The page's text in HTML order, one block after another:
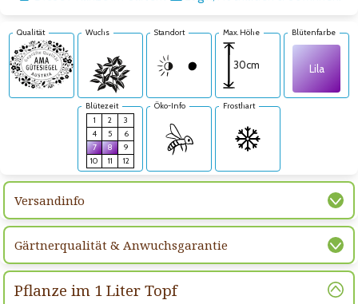
Qualität Wuchs Standort Max. Höhe
30cm
Blütenfarbe
Lila
Blütezeit
1
2
3
4
5
6
7
8
9
10
11 12
Öko-Info Frosthart
Versandinfo
Gärtnerqualität & Anwuchsgarantie
Pflanze im 1 Liter Topf